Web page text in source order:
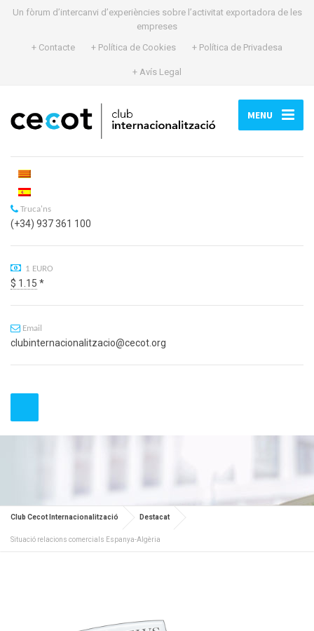
Un fòrum d’intercanvi d’experiències sobre l’activitat exportadora de les
empreses
+ Contacte
+ Política de Cookies + Política de Privadesa
+ Avís Legal
MENU
Truca'ns
(+34) 937 361 100
1 EURO
$ 1.15 *
Email
clubinternacionalitzacio@cecot.org
Club Cecot Internacionalització Destacat
Situació relacions comercials Espanya-Algèria